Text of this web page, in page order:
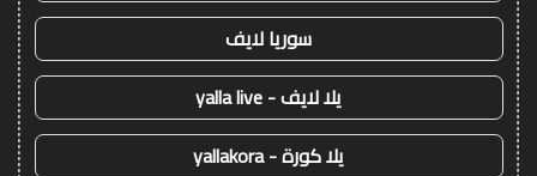
سوريا لايف
يلا لايف - yalla live
يلا كورة - yallakora